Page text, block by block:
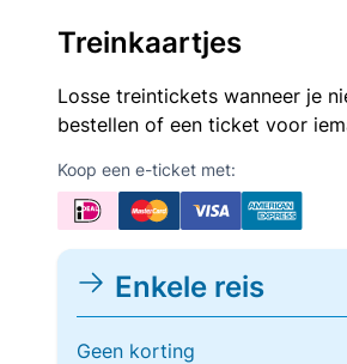
Treinkaartjes
Losse treintickets wanneer je
bestellen of een ticket voor
Koop een e-ticket met:
Enkele reis
Geen korting